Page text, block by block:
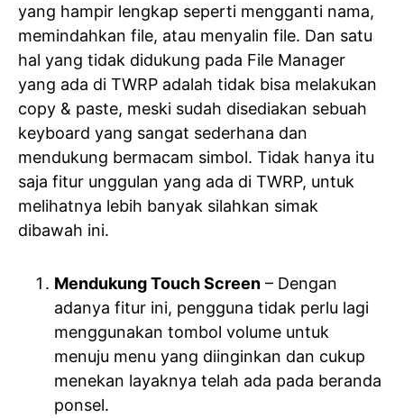
yang hampir lengkap seperti mengganti nama,
memindahkan file, atau menyalin file. Dan satu
hal yang tidak didukung pada File Manager
yang ada di TWRP adalah tidak bisa melakukan
copy & paste, meski sudah disediakan sebuah
keyboard yang sangat sederhana dan
mendukung bermacam simbol. Tidak hanya itu
saja fitur unggulan yang ada di TWRP, untuk
melihatnya lebih banyak silahkan simak
dibawah ini.
Mendukung Touch Screen – Dengan
adanya fitur ini, pengguna tidak perlu lagi
menggunakan tombol volume untuk
menuju menu yang diinginkan dan cukup
menekan layaknya telah ada pada beranda
ponsel.